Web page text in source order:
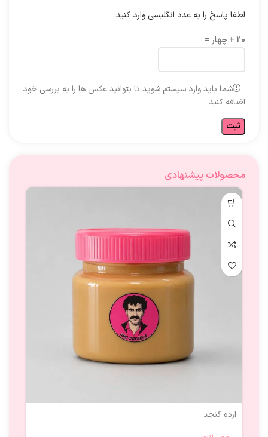
لطفا پاسخ را به عدد انگلیسی وارد کنید:
20 + چهار =
شما باید وارد سیستم شوید تا بتوانید عکس ها را به بررسی خود
اضافه کنید.
محصولات پیشنهادی
ارده کنجد